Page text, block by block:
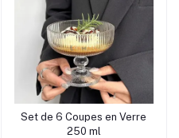
Ajouter au panier
Set de 6 Coupes en Verre
250 ml